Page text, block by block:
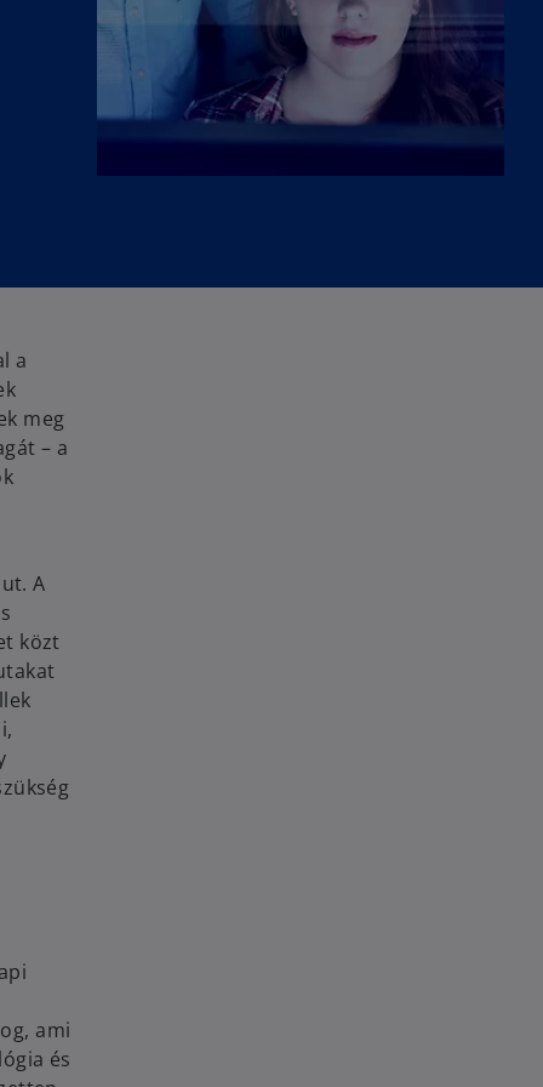
a
meg
– a
A
közt
ami
és